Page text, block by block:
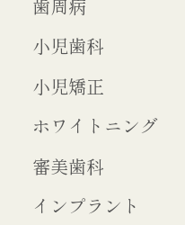
歯周病
小児歯科
小児矯正
ホワイトニング
審美歯科
インプラント